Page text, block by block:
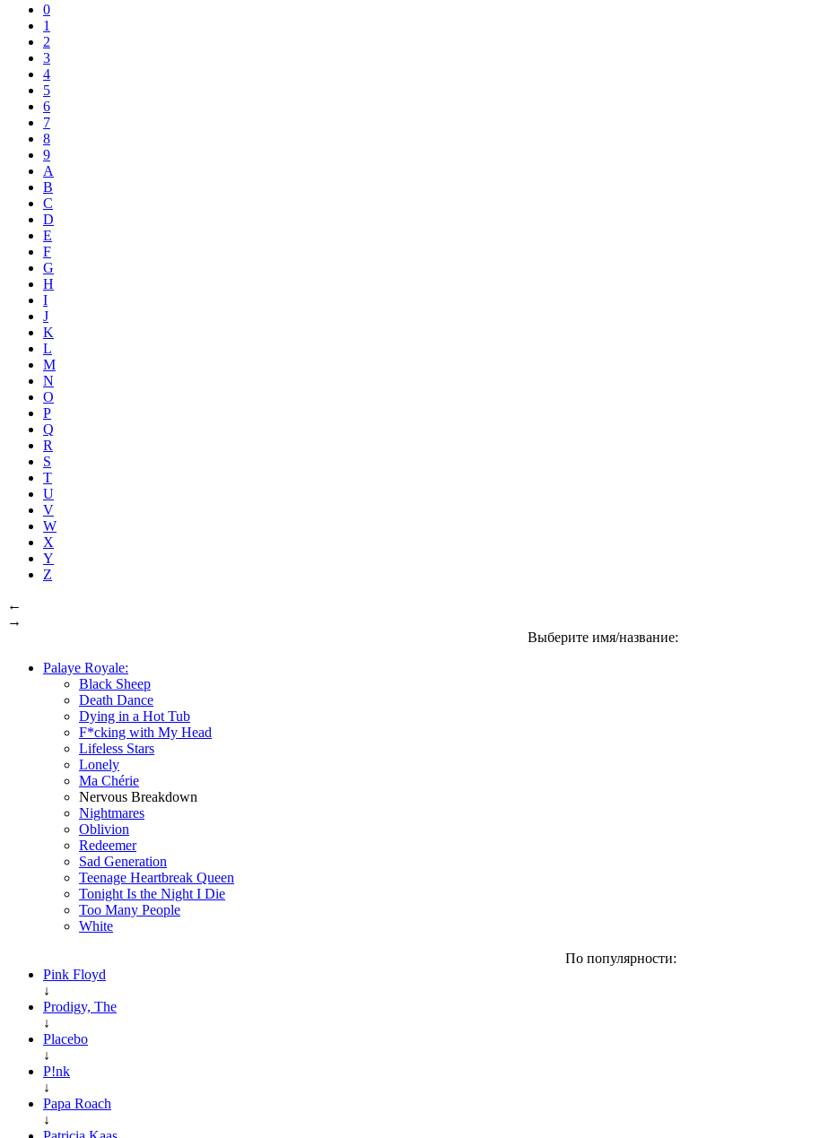
0
1
2
3
4
5
6
7
8
9
A
B
C
D
E
F
G
H
I
J
K
L
M
N
O
P
Q
R
S
T
U
V
W
X
Y
Z
←
→
Выберите имя/название:
Palaye Royale:
Black Sheep
Death Dance
Dying in a Hot Tub
F*cking with My Head
Lifeless Stars
Lonely
Ma Chérie
Nervous Breakdown
Nightmares
Oblivion
Redeemer
Sad Generation
Teenage Heartbreak Queen
Tonight Is the Night I Die
Too Many People
White
По популярности:
Pink Floyd
↓
Prodigy, The
↓
Placebo
↓
P!nk
↓
Papa Roach
↓